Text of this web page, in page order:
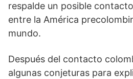
respalde un posible
entre la América
mundo.
Después del contacto
algunas conjeturas para